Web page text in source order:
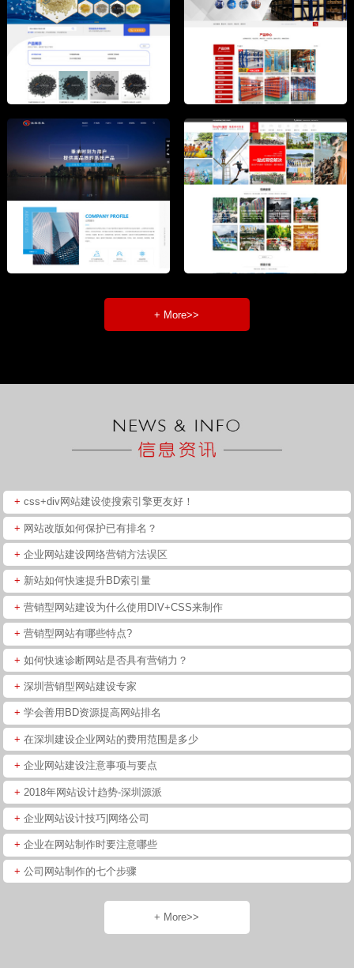
+ More>>
+ css+div网站建设使搜索引擎更友好！
+ 网站改版如何保护已有排名？
+ 企业网站建设网络营销方法误区
+ 新站如何快速提升BD索引量
+ 营销型网站建设为什么使用DIV+CSS来制作
+ 营销型网站有哪些特点?
+ 如何快速诊断网站是否具有营销力？
+ 深圳营销型网站建设专家
+ 学会善用BD资源提高网站排名
+ 在深圳建设企业网站的费用范围是多少
+ 企业网站建设注意事项与要点
+ 2018年网站设计趋势-深圳源派
+ 企业网站设计技巧|网络公司
+ 企业在网站制作时要注意哪些
+ 公司网站制作的七个步骤
+ More>>